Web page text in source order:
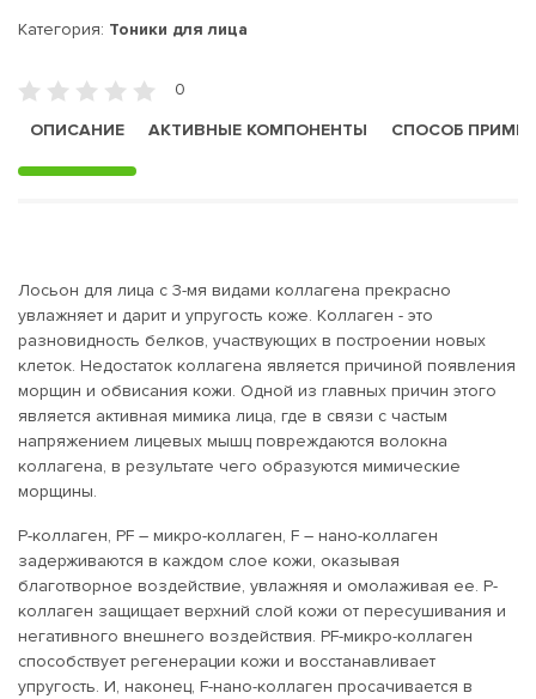
Категория: Тоники для лица
0
ОПИСАНИЕ
АКТИВНЫЕ КОМПОНЕНТЫ СПОСОБ
Лосьон для лица с 3-мя видами коллагена прекрасно
увлажняет и дарит и упругость коже. Коллаген - это
разновидность белков, участвующих в построении новых
клеток. Недостаток коллагена является причиной появления
морщин и обвисания кожи. Одной из главных причин этого
является активная мимика лица, где в связи с частым
напряжением лицевых мышц повреждаются волокна
коллагена, в результате чего образуются мимические
морщины.
Р-коллаген, PF – микро-коллаген, F – нано-коллаген
задерживаются в каждом слое кожи, оказывая
благотворное воздействие, увлажняя и омолаживая ее. Р-
коллаген защищает верхний слой кожи от пересушивания и
негативного внешнего воздействия. PF-микро-коллаген
способствует регенерации кожи и восстанавливает
упругость. И, наконец, F-нано-коллаген просачивается в